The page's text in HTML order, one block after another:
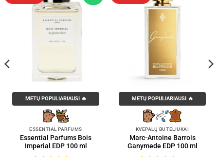
METŲ POPULIARIAUSI 🔥
ESSENTIAL PARFUMS
Essential Parfums Bois
Imperial EDP 100 ml
METŲ POPULIARIAUSI 🔥
KVEPALŲ BUTELIUKAI
Marc-Antoine Barrois
Ganymede EDP 100 ml